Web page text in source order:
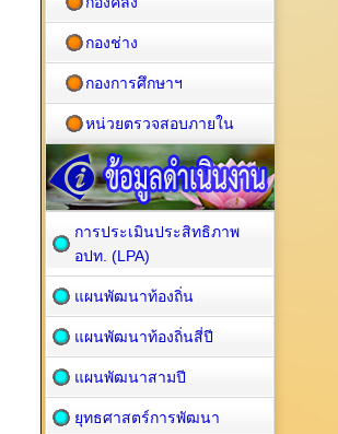
กองช่าง
กองการศึกษาฯ
หน่วยตรวจสอบภายใน
การประเมินประสิทธิภาพ
อปท. (LPA)
แผนพัฒนาท้องถิ่น
แผนพัฒนาท้องถิ่นสี่ปี
แผนพัฒนาสามปี
ยุทธศาสตร์การพัฒนา